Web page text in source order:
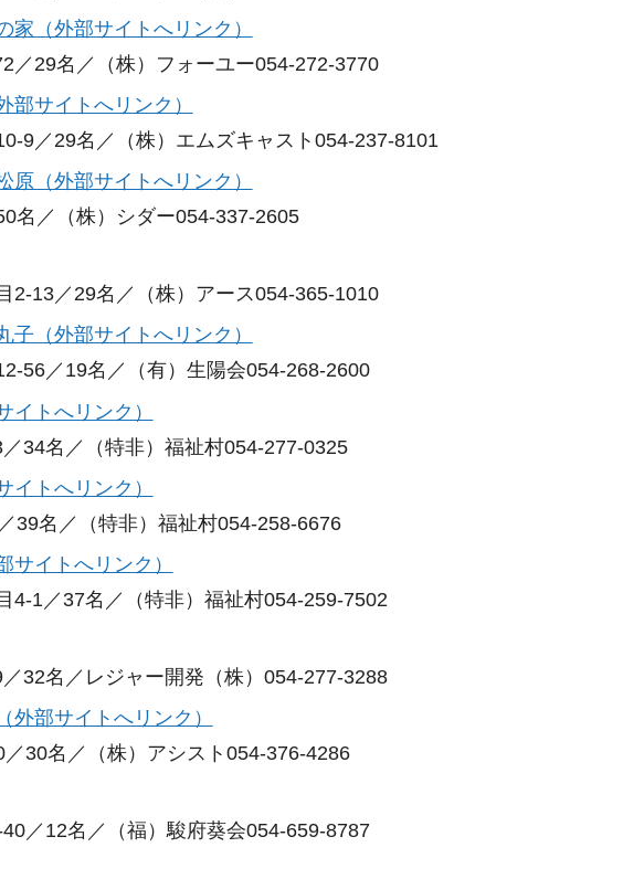
家（外部サイトへリンク）
／29名／（株）フォーユー054-272-3770
部サイトへリンク）
9／29名／（株）エムズキャスト054-237-8101
原（外部サイトへリンク）
名／（株）シダー054-337-2605
2-13／29名／（株）アース054-365-1010
子（外部サイトへリンク）
56／19名／（有）生陽会054-268-2600
イトへリンク）
34名／（特非）福祉村054-277-0325
イトへリンク）
39名／（特非）福祉村054-258-6676
サイトへリンク）
4-1／37名／（特非）福祉村054-259-7502
32名／レジャー開発（株）054-277-3288
外部サイトへリンク）
30名／（株）アシスト054-376-4286
／12名／（福）駿府葵会054-659-8787